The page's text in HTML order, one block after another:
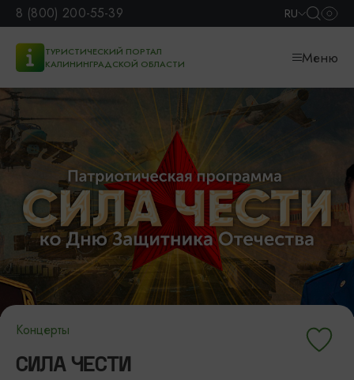
8 (800) 200-55-39 RU
ТУРИСТИЧЕСКИЙ ПОРТАЛ
КАЛИНИНГРАДСКОЙ ОБЛАСТИ
Меню
Концерты
СИЛА ЧЕСТИ